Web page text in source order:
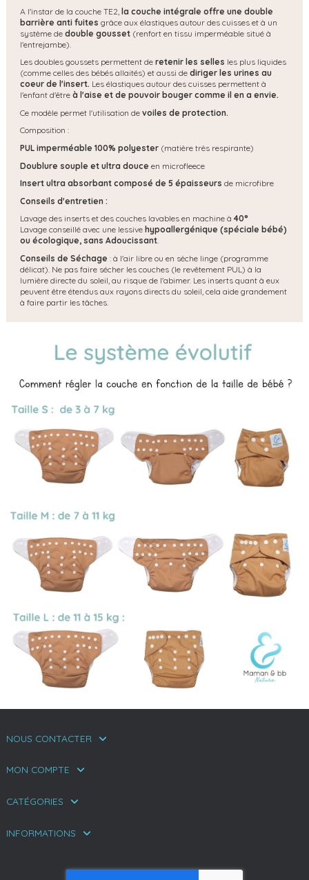
A l'instar de la couche TE2, la couche intégrale offre une double
barrière anti fuites grâce aux élastiques autour des cuisses et à un
système de double gousset (renfort en tissu imperméable situé à
l'entrejambe).
Les doubles goussets permettent de retenir les selles les plus liquides
(comme celles des bébés allaités) et aussi de diriger les urines au
coeur de l'insert. Les élastiques autour des cuisses permettent à
l'enfant d'être à l'aise et de pouvoir bouger comme il en a envie.
Ce modèle permet l'utilisation de voiles de protection.
Composition :
PUL imperméable 100% polyester (matière très respirante)
Doublure souple et ultra douce en microfleece
Insert ultra absorbant composé de 5 épaisseurs de microfibre
Conseils d'entretien :
Lavage des inserts et des couches lavables en machine à 40°
Lavage conseillé avec une lessive hypoallergénique (spéciale bébé)
ou écologique, sans Adoucissant.
Conseils de Séchage : à l'air libre ou en sèche linge (programme
délicat). Ne pas faire sécher les couches (le revêtement PUL) à la
lumière directe du soleil, au risque de l'abimer. Les inserts quant à eux
peuvent être étendus aux rayons directs du soleil, cela aide grandement
à faire partir les tâches.
NOUS CONTACTER
MON COMPTE
CATÉGORIES
INFORMATIONS